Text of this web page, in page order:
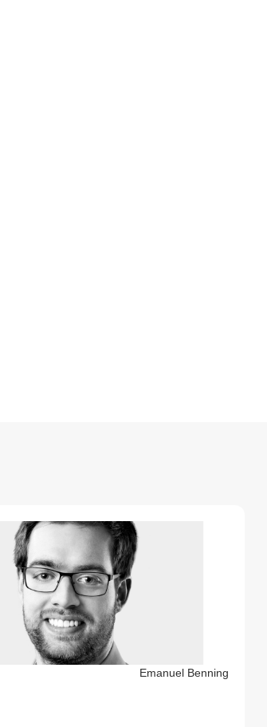
Emanuel Benning